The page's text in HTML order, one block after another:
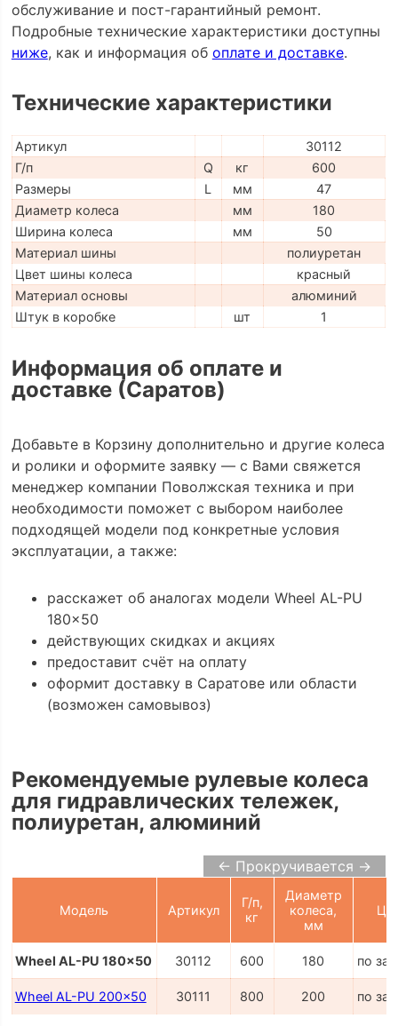
обслуживание и пост-гарантийный ремонт.
Подробные технические характеристики доступны
ниже, как и информация об оплате и доставке.
Технические характеристики
Артикул
30112
Г/п
Q кг
600
Размеры
L мм
47
Диаметр колеса
мм
180
Ширина колеса
мм
50
Материал шины
полиуретан
Цвет шины колеса
красный
Материал основы
алюминий
Штук в коробке
шт 1
Информация об оплате и
доставке (Саратов)
Добавьте в Корзину дополнительно и другие колеса
и ролики и оформите заявку — с Вами свяжется
менеджер компании Поволжская техника и при
необходимости поможет с выбором наиболее
подходящей модели под конкретные условия
эксплуатации, а также:
расскажет об аналогах модели Wheel AL-PU
180x50
действующих скидках и акциях
предоставит счёт на оплату
оформит доставку в Саратове или области
(возможен самовывоз)
Рекомендуемые рулевые колеса
для гидравлических тележек,
полиуретан, алюминий
← Прокручивается →
Модель Артикул
Г/п,
кг
Диаметр
колеса,
мм
Wheel AL-PU 180x50 30112 600 180 по
Wheel AL-PU 200x50 30111 800 200 по